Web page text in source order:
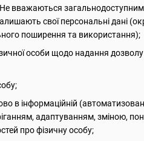
Не вважаються
свої персональні дані
поширення та використання);
особи щодо надання
в інформаційній
адаптуванням, зміною,
про фізичну особу;